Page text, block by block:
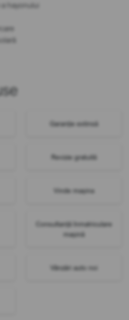
a hayonului
Garanție extinsă
Revizie gratuită
Vinde mașina
Consultanță înmatriculare
mașină
Vânzări auto noi